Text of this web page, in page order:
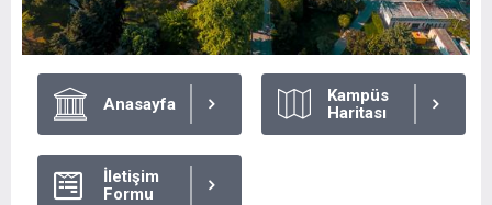
Anasayfa
Kampüs
Haritası
İletişim
Formu